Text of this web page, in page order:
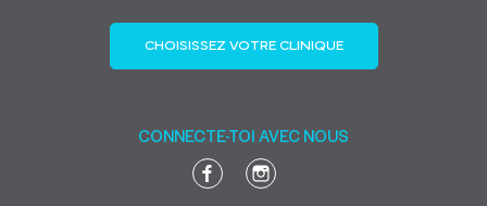
CHOISISSEZ VOTRE CLINIQUE
CONNECTE-TOI AVEC NOUS